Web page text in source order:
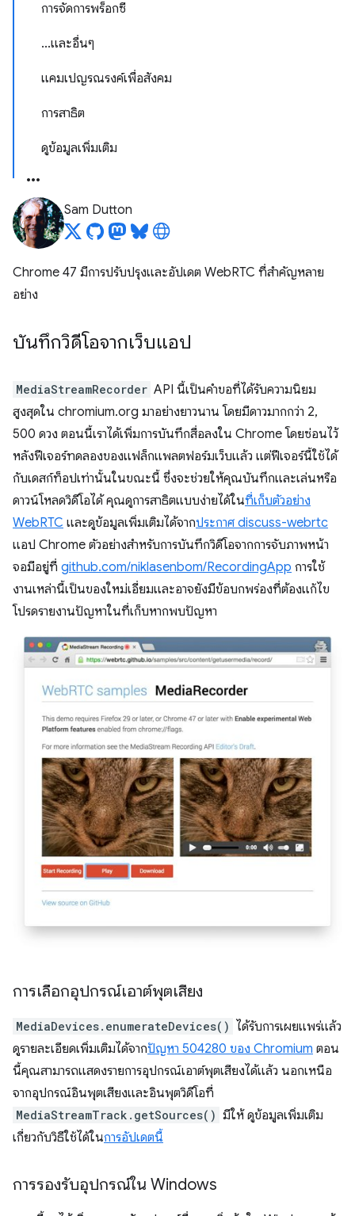
การจัดการพร็อกซี
...และอื่นๆ
แคมเปญรณรงค์เพื่อสังคม
การสาธิต
ดูข้อมูลเพิ่มเติม
Sam Dutton
Chrome 47 มีการปรับปรุงและอัปเดต WebRTC ที่สำคัญหลาย
อย่าง
บันทึกวิดีโอจากเว็บแอป
MediaStreamRecorder API นี้เป็นคำขอที่ได้รับความนิยม
สูงสุดใน chromium.org มาอย่างยาวนาน โดยมีดาวมากกว่า 2,
500 ดวง ตอนนี้เราได้เพิ่มการบันทึกสื่อลงใน Chrome โดยซ่อนไว้
หลังฟีเจอร์ทดลองของแฟล็กแพลตฟอร์มเว็บแล้ว แต่ฟีเจอร์นี้ใช้ได้
กับเดสก์ท็อปเท่านั้นในขณะนี้ ซึ่งจะช่วยให้คุณบันทึกและเล่นหรือ
ดาวน์โหลดวิดีโอได้ คุณดูการสาธิตแบบง่ายได้ในที่เก็บตัวอย่าง
WebRTC และดูข้อมูลเพิ่มเติมได้จากประกาศ discuss-webrtc
แอป Chrome ตัวอย่างสำหรับการบันทึกวิดีโอจากการจับภาพหน้า
จอมีอยู่ที่ github.com/niklasenbom/RecordingApp การใช้
งานเหล่านี้เป็นของใหม่เอี่ยมและอาจยังมีข้อบกพร่องที่ต้องแก้ไข
โปรดรายงานปัญหาในที่เก็บหากพบปัญหา
การเลือกอุปกรณ์เอาต์พุตเสียง
MediaDevices.enumerateDevices() ได้รับการเผยแพร่แล้ว
ดูรายละเอียดเพิ่มเติมได้จากปัญหา 504280 ของ Chromium ตอน
นี้คุณสามารถแสดงรายการอุปกรณ์เอาต์พุตเสียงได้แล้ว นอกเหนือ
จากอุปกรณ์อินพุตเสียงและอินพุตวิดีโอที่
MediaStreamTrack.getSources() มีให้ ดูข้อมูลเพิ่มเติม
เกี่ยวกับวิธีใช้ได้ในการอัปเดตนี้
การรองรับอุปกรณ์ใน Windows